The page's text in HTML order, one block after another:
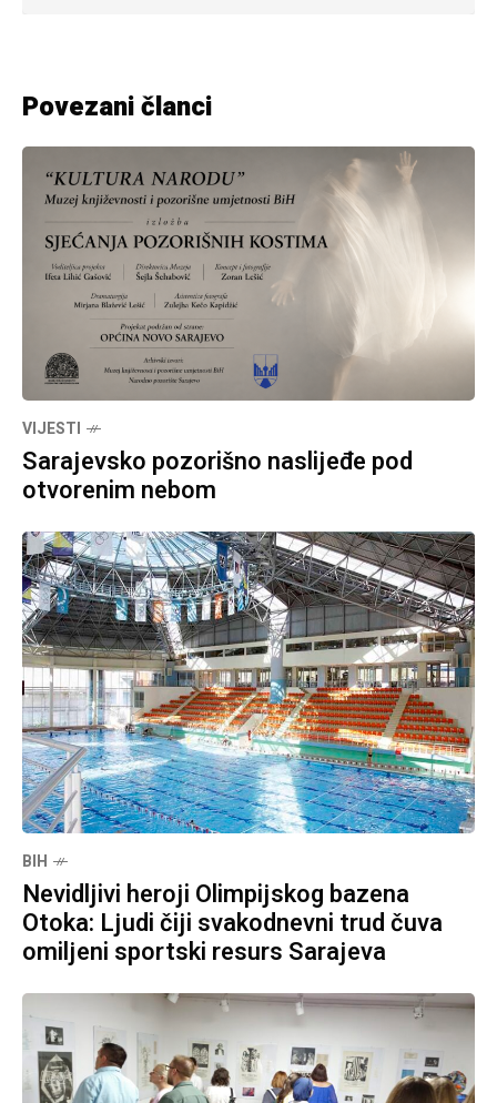
Povezani članci
VIJESTI
Sarajevsko pozorišno naslijeđe pod
otvorenim nebom
BIH
Nevidljivi heroji Olimpijskog bazena
Otoka: Ljudi čiji svakodnevni trud čuva
omiljeni sportski resurs Sarajeva